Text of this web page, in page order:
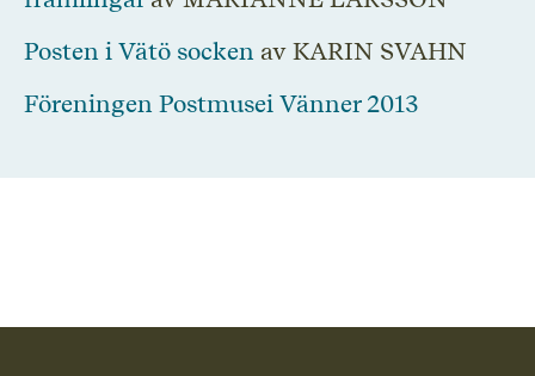
Posten i Vätö socken av KARIN SVAHN
Föreningen Postmusei Vänner 2013